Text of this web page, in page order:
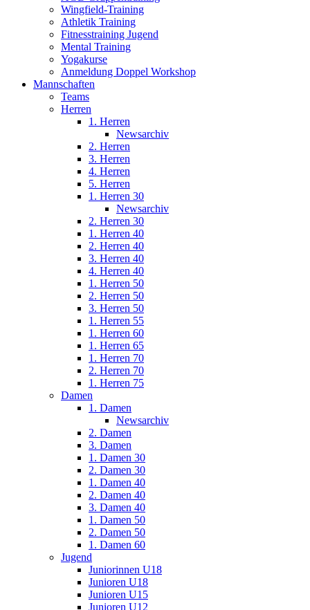
Wingfield-Training
Athletik Training
Fitnesstraining Jugend
Mental Training
Yogakurse
Anmeldung Doppel Workshop
Mannschaften
Teams
Herren
1. Herren
Newsarchiv
2. Herren
3. Herren
4. Herren
5. Herren
1. Herren 30
Newsarchiv
2. Herren 30
1. Herren 40
2. Herren 40
3. Herren 40
4. Herren 40
1. Herren 50
2. Herren 50
3. Herren 50
1. Herren 55
1. Herren 60
1. Herren 65
1. Herren 70
2. Herren 70
1. Herren 75
Damen
1. Damen
Newsarchiv
2. Damen
3. Damen
1. Damen 30
2. Damen 30
1. Damen 40
2. Damen 40
3. Damen 40
1. Damen 50
2. Damen 50
1. Damen 60
Jugend
Juniorinnen U18
Junioren U18
Junioren U15
Junioren U12